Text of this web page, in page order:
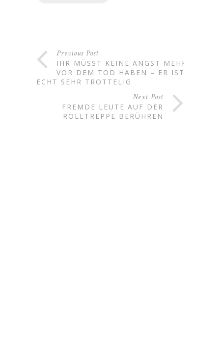
Previous Post
IHR MÜSST KEINE ANGST MEHR
VOR DEM TOD HABEN – ER IST
ECHT SEHR TROTTELIG
Next Post
FREMDE LEUTE AUF DER
ROLLTREPPE BERÜHREN